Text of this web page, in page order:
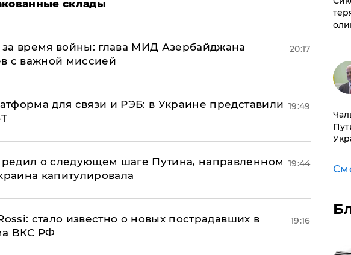
склады
время войны: глава МИД Азербайджана
с важной миссией
20:17
для связи и РЭБ: в Украине представили 19:49
о следующем шаге Путина, направленном
капитулировала
19:44
стало известно о новых пострадавших в
ВКС РФ
19:16